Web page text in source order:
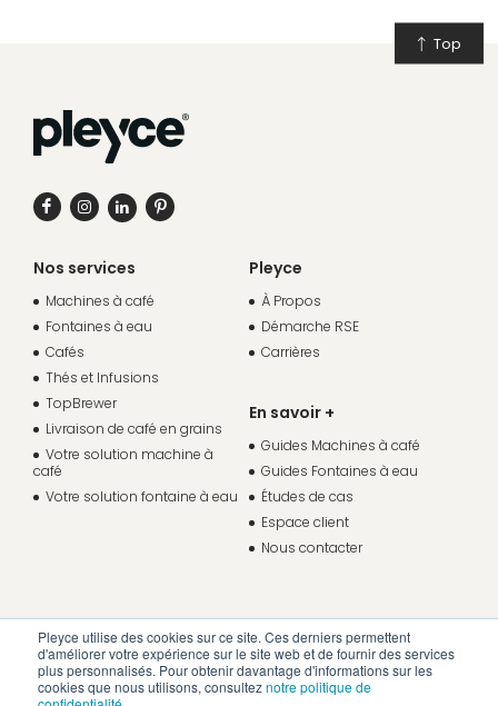
Pleyce utilise des cookies sur ce site. Ces derniers permettent
d'améliorer votre expérience sur le site web et de fournir des services
plus personnalisés. Pour obtenir davantage d'informations sur les
cookies que nous utilisons, consulteznotre politique de
Top
Nos services
Machines à café
Fontaines à eau
Cafés
Thés et Infusions
TopBrewer
Livraison de café en grains
Votre solution machine à
café
Votre solution fontaine à eau
Pleyce
À Propos
Démarche RSE
Carrières
En savoir +
Guides Machines à café
Guides Fontaines à eau
Études de cas
Espace client
Nous contacter